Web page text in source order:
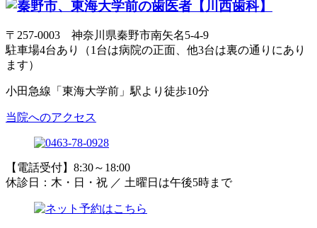
〒257-0003 神奈川県秦野市南矢名5-4-9
駐車場4台あり（1台は病院の正面、他3台は裏の通りにあり
ます）
小田急線「東海大学前」駅より徒歩10分
当院へのアクセス
【電話受付】8:30～18:00
休診日：木・日・祝 ／ 土曜日は午後5時まで